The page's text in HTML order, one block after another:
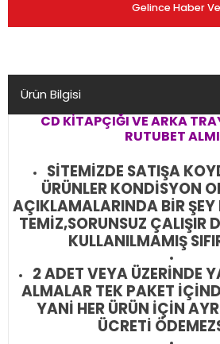
Gelince Haber
Ürün Bilgisi
CD KİTAPÇIĞI VE ARKA
RUTUBET
SİTEMİZDE SATIŞA
ÜRÜNLER KONDİSYON
AÇIKLAMALARINDA BİR ŞEY
TEMİZ,SORUNSUZ ÇALIŞIR
KULLANILMAMIŞ
2 ADET VEYA ÜZERİNDE
ALMALAR TEK PAKET
YANİ HER ÜRÜN İÇİN
ÜCRETİ